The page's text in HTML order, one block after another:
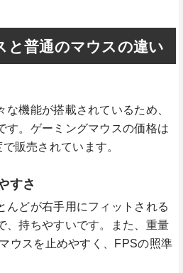
と普通のマウスの違い
機能が搭載されているため、
す。ゲーミングマウスの価格は
販売されています。
すさ
んどが右手用にフィットされる
、持ちやすいです。また、重量
ウスを止めやすく、FPSの照準